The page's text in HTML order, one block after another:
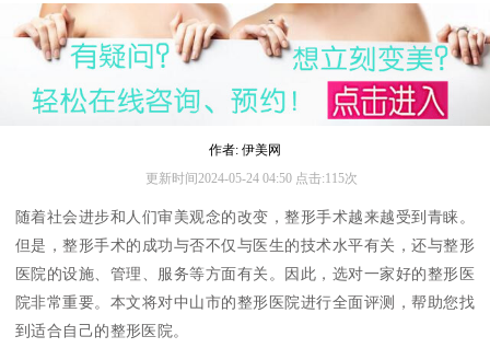
作者: 伊美网
更新时间2024-05-24 04:50 点击:115次
随着社会进步和人们审美观念的改变，整形手术越来越受到青睐。
但是，整形手术的成功与否不仅与医生的技术水平有关，还与整形
医院的设施、管理、服务等方面有关。因此，选对一家好的整形医
院非常重要。本文将对中山市的整形医院进行全面评测，帮助您找
到适合自己的整形医院。